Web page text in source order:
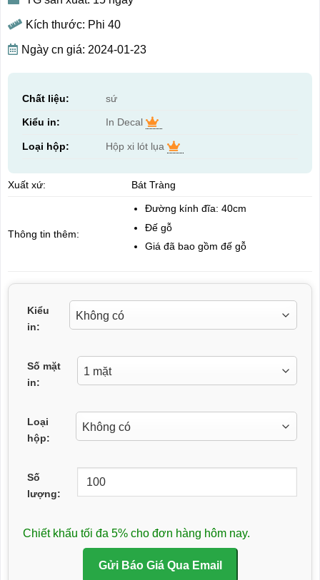
Kích thước: Phi 40
Ngày cn giá: 2024-01-23
Chất liệu: sứ
Kiểu in: In Decal
Loại hộp: Hộp xi lót lụa
Xuất xứ: Bát Tràng
Thông tin thêm:
Đường kính đĩa: 40cm
Đế gỗ
Giá đã bao gồm đế gỗ
Kiểu
in:
Số mặt
in:
Loại
hộp:
Số
lượng:
Chiết khấu tối đa 5% cho đơn hàng hôm nay.
Gửi Báo Giá Qua Email